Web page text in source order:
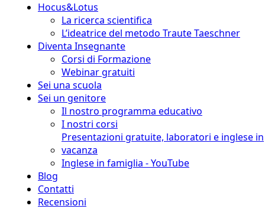
Hocus&Lotus
La ricerca scientifica
L’ideatrice del metodo Traute Taeschner
Diventa Insegnante
Corsi di Formazione
Webinar gratuiti
Sei una scuola
Sei un genitore
Il nostro programma educativo
I nostri corsi
Presentazioni gratuite, laboratori e inglese in
vacanza
Inglese in famiglia - YouTube
Blog
Contatti
Recensioni